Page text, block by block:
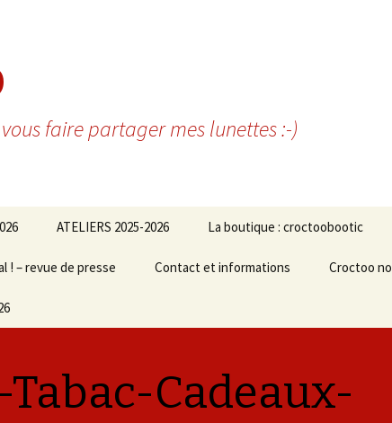
faire partager mes lunettes :-)
ATELIERS 2025-2026 La boutique : croctoobootic
! – revue de presse Contact et informations Croctoo
Tabac-Cadeaux-